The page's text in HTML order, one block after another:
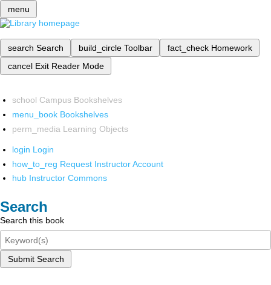
menu
search Search build_circle Toolbar fact_check Homework
cancel Exit Reader Mode
school Campus Bookshelves
menu_book Bookshelves
perm_media Learning Objects
login Login
how_to_reg Request Instructor Account
hub Instructor Commons
Search
Search this book
Submit Search